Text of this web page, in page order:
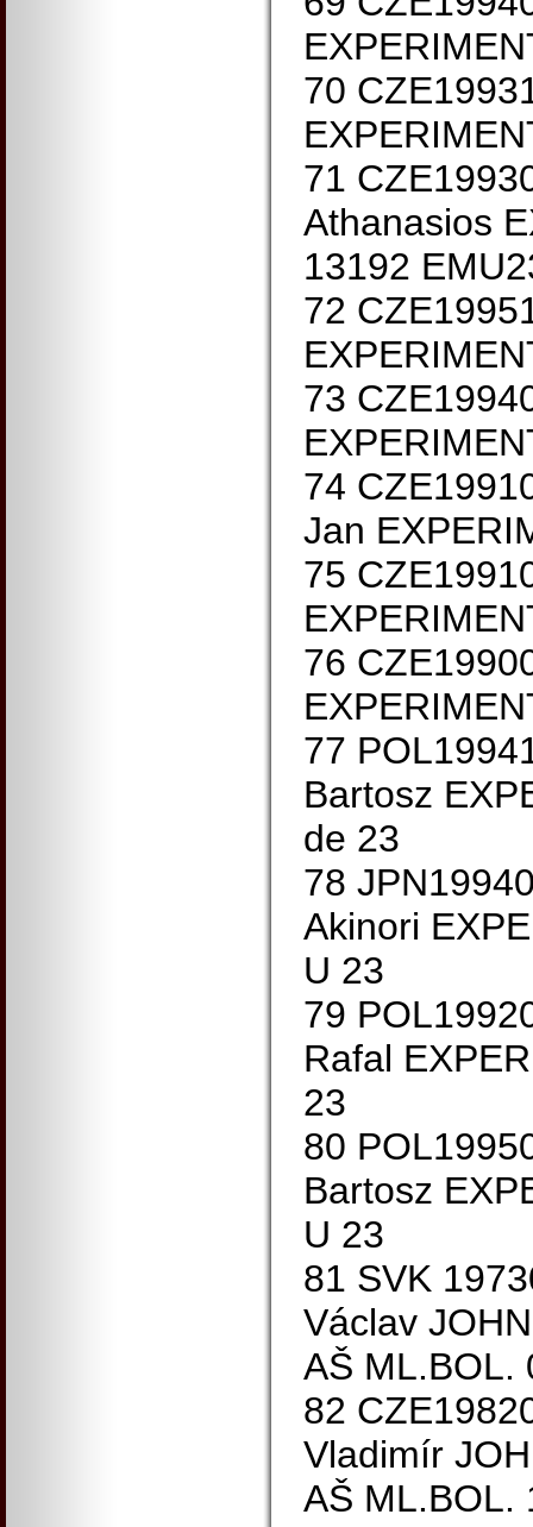
70
71
Athanasios
13192
72
73
74
Jan
75
76
77
Bartosz
de 23
78
Akinori
U 23
79
Rafal
23
80
Bartosz
U 23
81 SVK
Václav
AŠ ML.BOL.
82
Vladimír
AŠ ML.BOL.